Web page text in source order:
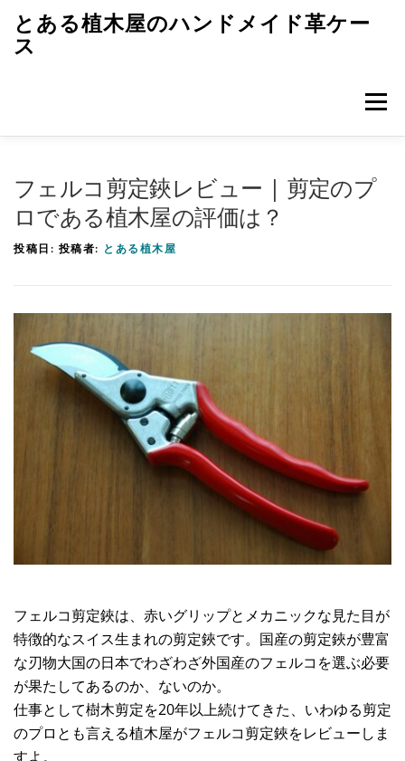
とある植木屋のハンドメイド革ケー
ス
メニ
フェルコ剪定鋏レビュー | 剪定のプ
ロである植木屋の評価は？
投稿日: 投稿者: とある植木屋
フェルコ剪定鋏は、赤いグリップとメカニックな見た目が
特徴的なスイス生まれの剪定鋏です。国産の剪定鋏が豊富
な刃物大国の日本でわざわざ外国産のフェルコを選ぶ必要
が果たしてあるのか、ないのか。
仕事として樹木剪定を20年以上続けてきた、いわゆる剪定
のプロとも言える植木屋がフェルコ剪定鋏をレビューしま
すよ。